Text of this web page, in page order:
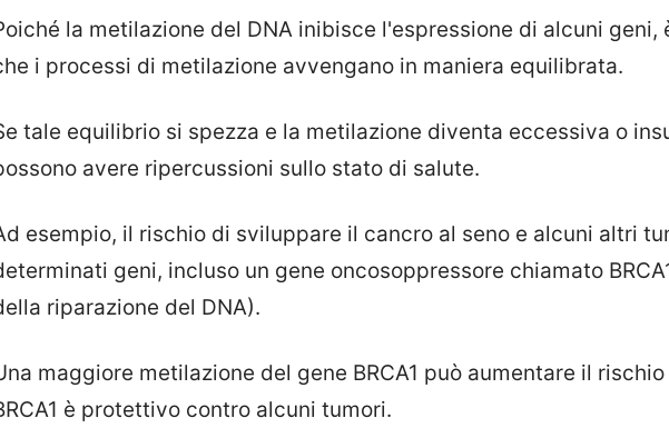
la metilazione del DNA inibisce l'espressione di alcuni geni,
i processi di metilazione avvengano in maniera equilibrata.
tale equilibrio si spezza e la metilazione diventa eccessiva o
avere ripercussioni sullo stato di salute.
esempio, il rischio di sviluppare il cancro al seno e alcuni altri
geni, incluso un gene oncosoppressore chiamato
riparazione del DNA).
maggiore metilazione del gene BRCA1 può aumentare il
è protettivo contro alcuni tumori.